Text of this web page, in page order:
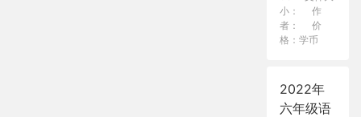
小：
作
者：
价
格：学币
2022年
六年级语